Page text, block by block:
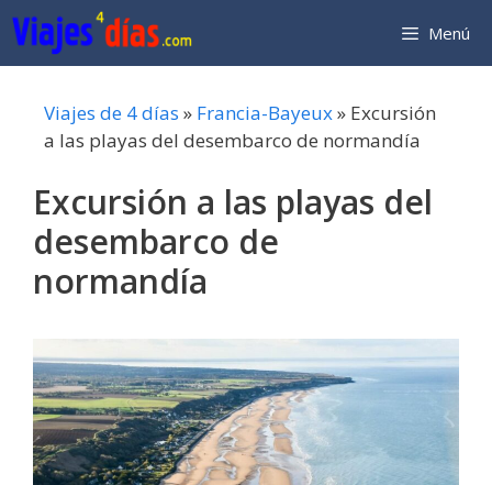
Saltar
al
contenido
Menú
Viajes de 4 días » Francia-Bayeux» Excursión
a las playas del desembarco de normandía
Excursión a las playas del
desembarco de
normandía